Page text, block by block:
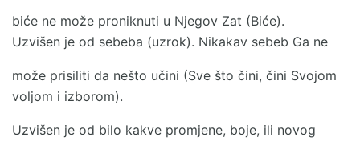
biće ne može proniknuti u Njegov Zat (Biće).
Uzvišen je od sebeba (uzrok). Nikakav sebeb Ga ne
može prisiliti da nešto učini (Sve što čini, čini Svojom
voljom i izborom).
Uzvišen je od bilo kakve promjene, boje, ili novog